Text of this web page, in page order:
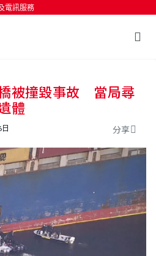
電訊服務
入鍵開始搜尋
被撞毀事故 當局尋
體
分享